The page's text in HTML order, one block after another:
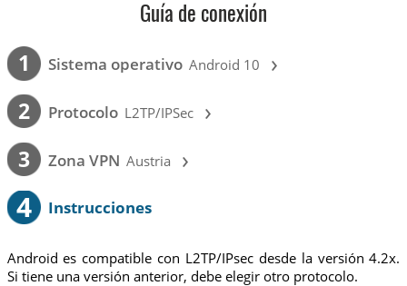
Guía de conexión
1 Sistema operativo Android 10 ›
2 Protocolo L2TP/IPSec ›
3 Zona VPN Austria ›
4 Instrucciones
Android es compatible con L2TP/IPsec desde la versión 4.2x.
Si tiene una versión anterior, debe elegir otro protocolo.